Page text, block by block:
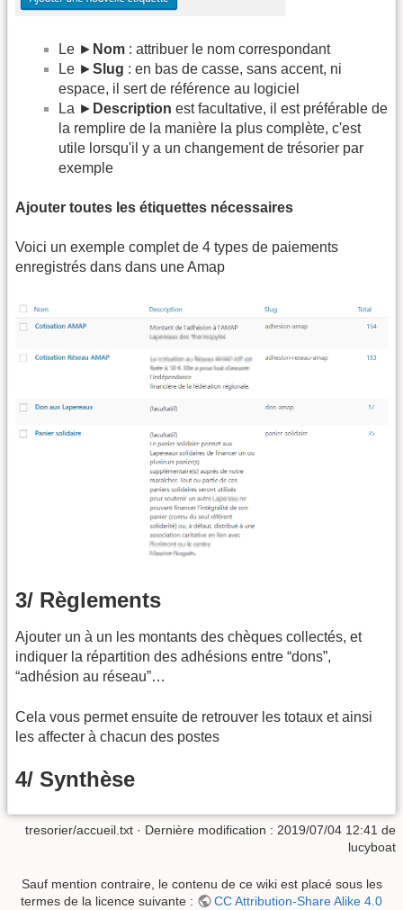
Le ► Nom : attribuer le nom correspondant
Le ►Slug : en bas de casse, sans accent, ni
espace, il sert de référence au logiciel
La ► Description est facultative, il est préférable de
la remplire de la manière la plus complète, c'est
utile lorsqu'il y a un changement de trésorier par
exemple
Ajouter toutes les étiquettes nécessaires
Voici un exemple complet de 4 types de paiements
enregistrés dans dans une Amap
3/ Règlements
Ajouter un à un les montants des chèques collectés, et
indiquer la répartition des adhésions entre “dons”,
“adhésion au réseau”…
Cela vous permet ensuite de retrouver les totaux et ainsi
les affecter à chacun des postes
4/ Synthèse
tresorier/accueil.txt · Dernière modification : 2019/07/04 12:41 de
lucyboat
Sauf mention contraire, le contenu de ce wiki est placé sous les
termes de la licence suivante :
CC Attribution-Share Alike 4.0